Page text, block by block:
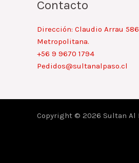
Contacto
Dirección: Claudio Arrau
Metropolitana.
+56 9 9670 1794
Pedidos@sultanalpaso.cl
Copyright © 2026 Sultan Al